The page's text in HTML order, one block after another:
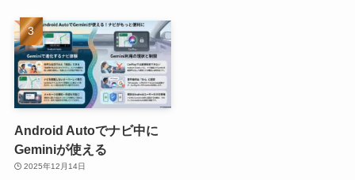
Android Autoでナビ中に
Geminiが使える
2025年12月14日